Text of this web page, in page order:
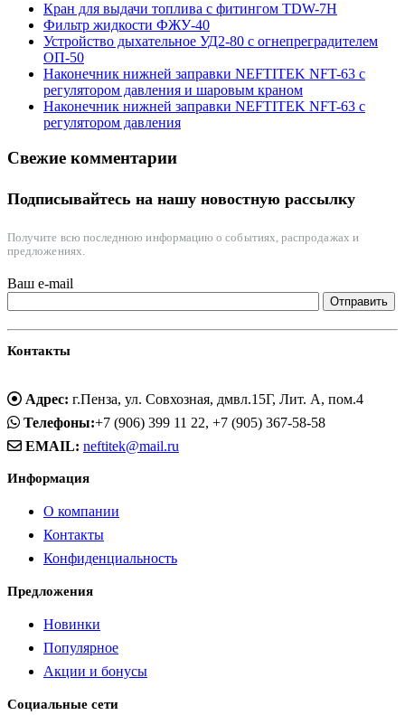
Кран для выдачи топлива с фитингом TDW-7H
Фильтр жидкости ФЖУ-40
Устройство дыхательное УД2-80 с огнепреградителем
ОП-50
Наконечник нижней заправки NEFTITEK NFT-63 с
регулятором давления и шаровым краном
Наконечник нижней заправки NEFTITEK NFT-63 с
регулятором давления
Свежие комментарии
Подписывайтесь на нашу новостную рассылку
Получите всю последнюю информацию о событиях, распродажах и
предложениях.
Ваш e-mail
Контакты
Адрес: г.Пенза, ул. Совхозная, дмвл.15Г, Лит. А, пом.4
Телефоны:+7 (906) 399 11 22, +7 (905) 367-58-58
EMAIL: neftitek@mail.ru
Информация
О компании
Контакты
Конфиденциальность
Предложения
Новинки
Популярное
Акции и бонусы
Социальные сети